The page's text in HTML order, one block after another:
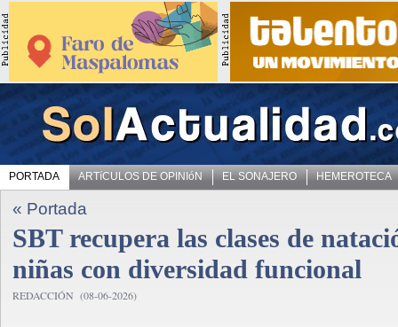
PORTADA ARTíCULOS DE OPINIóN EL SONAJERO HEMEROTECA
« Portada
SBT recupera las clases de
niñas con diversidad funcional
REDACCIÓN (08-06-2026)